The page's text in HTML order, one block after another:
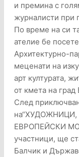
и премина с
журналисти при
По време на си
ателие бе
Архитектурно-
меценати на
арт културата,
от кмета на
След
ЕВРОПЕЙСКИ
участници, ще
Балчик и